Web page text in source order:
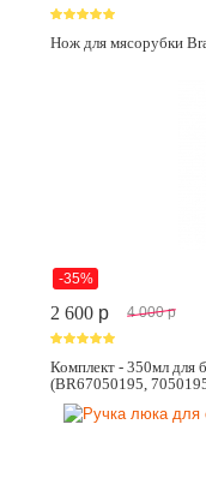
Нож для мясорубки
-35%
2 600 p 4 000 p
Комплект - 350мл для
(BR67050195,